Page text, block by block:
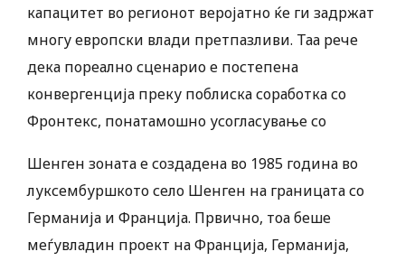
капацитет во регионот веројатно ќе ги задржат
многу европски влади претпазливи. Таа рече
дека пореално сценарио е постепена
конвергенција преку поблиска соработка со
Фронтекс, понатамошно усогласување со
Шенген зоната е создадена во 1985 година во
луксембуршкото село Шенген на границата со
Германија и Франција. Првично, тоа беше
меѓувладин проект на Франција, Германија,